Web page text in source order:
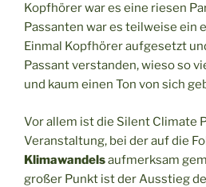
Kopfhörer war es eine riesen
Passanten war es teilweise ein
Einmal Kopfhörer aufgesetzt
Passant verstanden, wieso so
und kaum einen Ton von sich
Vor allem ist die Silent Climate
Veranstaltung, bei der auf die
Klimawandelsaufmerksam
großer Punkt ist der Ausstieg